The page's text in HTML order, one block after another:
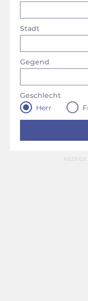
Gegend
Stadt
Geschlecht
Herr
ANZEIGE